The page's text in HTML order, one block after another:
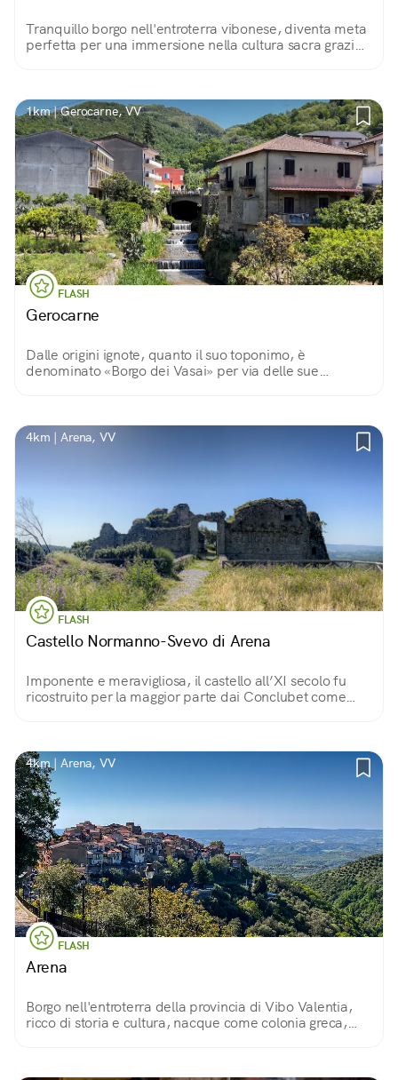
Tranquillo borgo nell'entroterra vibonese, diventa meta
perfetta per una immersione nella cultura sacra grazie
1km | Gerocarne, VV
FLASH
Gerocarne
Dalle origini ignote, quanto il suo toponimo, è
denominato «Borgo dei Vasai» per via delle sue
4km | Arena, VV
FLASH
Castello Normanno-Svevo di Arena
Imponente e meravigliosa, il castello all’XI secolo fu
ricostruito per la maggior parte dai Conclubet come
4km | Arena, VV
FLASH
Arena
Borgo nell'entroterra della provincia di Vibo Valentia,
ricco di storia e cultura, nacque come colonia greca,